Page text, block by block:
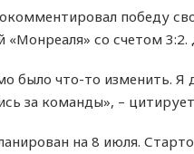
победу
«Монреаля» со счетом
было что-то изменить.
за команды», –
на 8 июля.